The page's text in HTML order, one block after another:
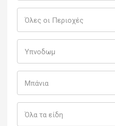
Όλες οι Περιοχές
Υπνοδωμ
Μπάνια
Όλα τα είδη